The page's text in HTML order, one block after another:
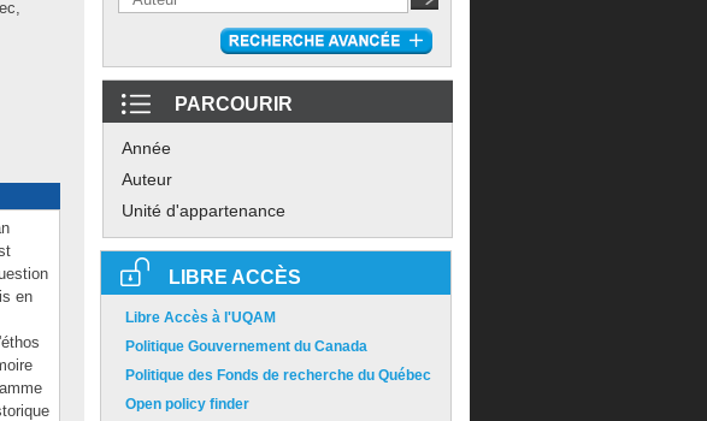
en
PARCOURIR
Année
Auteur
Unité d'appartenance
LIBRE ACCÈS
Libre Accès à l'UQAM
Politique Gouvernement du Canada
Politique des Fonds de recherche du Québec
Open policy finder